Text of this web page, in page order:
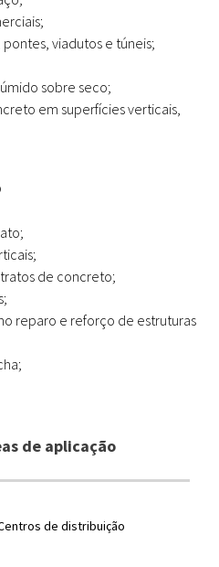
pontes, viadutos e túneis;
sobre seco;
em superfícies verticais,
de concreto;
reparo e reforço de estruturas
de aplicação
de distribuição